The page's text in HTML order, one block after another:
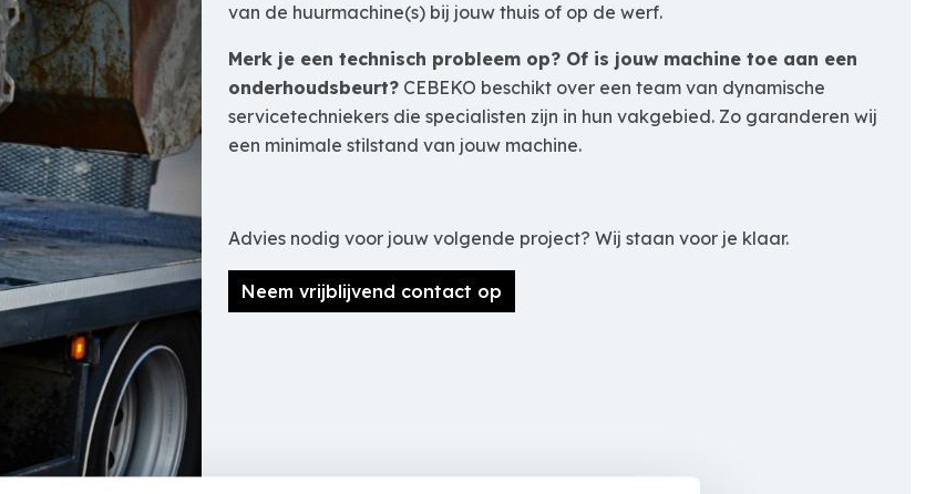
van de huurmachine(s) bij jouw thuis of op de werf.
Merk je een technisch probleem op? Of is jouw machine toe aan een
onderhoudsbeurt? CEBEKO beschikt over een team van dynamische
servicetechniekers die specialisten zijn in hun vakgebied. Zo garanderen wij
een minimale stilstand van jouw machine.
Advies nodig voor jouw volgende project? Wij staan voor je klaar.
Neem vrijblijvend contact op